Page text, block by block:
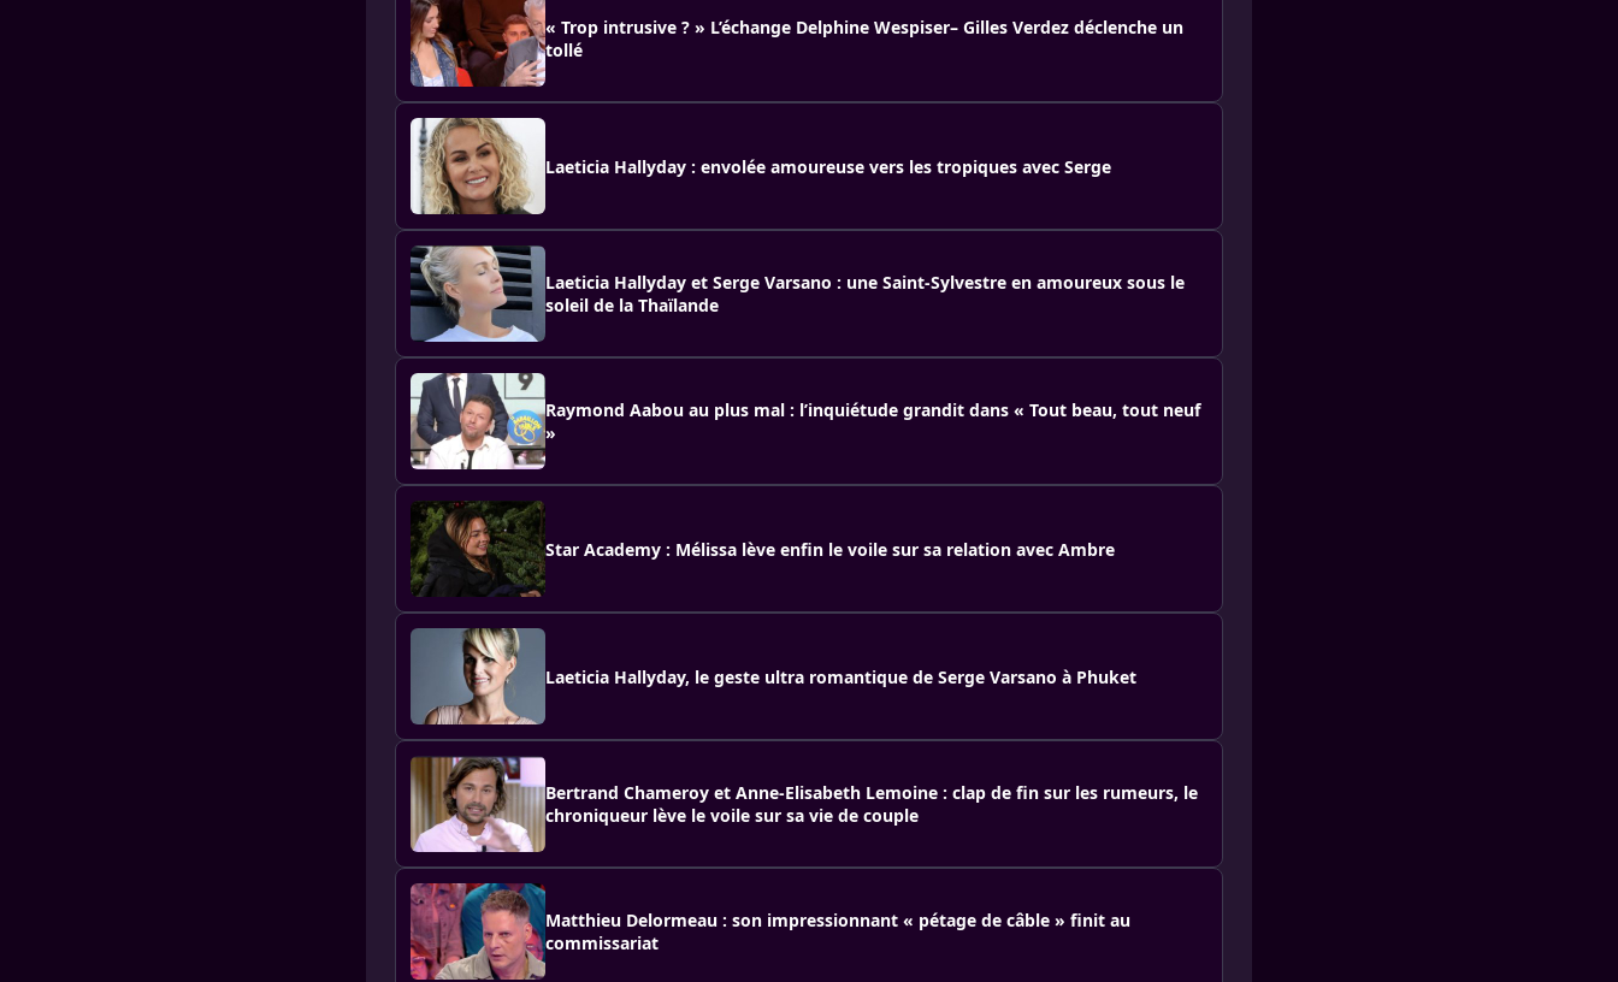
« Trop intrusive ? » L’échange Delphine Wespiser– Gilles Verdez déclenche un
tollé
Laeticia Hallyday : envolée amoureuse vers les tropiques avec Serge
Laeticia Hallyday et Serge Varsano : une Saint-Sylvestre en amoureux sous le
soleil de la Thaïlande
Raymond Aabou au plus mal : l’inquiétude grandit dans « Tout beau, tout neuf
»
Star Academy : Mélissa lève enfin le voile sur sa relation avec Ambre
Laeticia Hallyday, le geste ultra romantique de Serge Varsano à Phuket
Bertrand Chameroy et Anne-Elisabeth Lemoine : clap de fin sur les rumeurs, le
chroniqueur lève le voile sur sa vie de couple
Matthieu Delormeau : son impressionnant « pétage de câble » finit au
commissariat